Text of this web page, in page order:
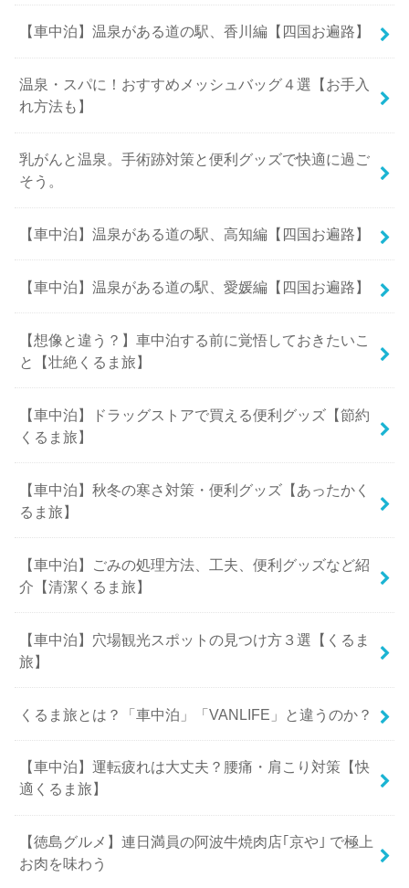
【車中泊】温泉がある道の駅、香川編【四国お遍路】
温泉・スパに！おすすめメッシュバッグ４選【お手入
れ方法も】
乳がんと温泉。手術跡対策と便利グッズで快適に過ご
そう。
【車中泊】温泉がある道の駅、高知編【四国お遍路】
【車中泊】温泉がある道の駅、愛媛編【四国お遍路】
【想像と違う？】車中泊する前に覚悟しておきたいこ
と【壮絶くるま旅】
【車中泊】ドラッグストアで買える便利グッズ【節約
くるま旅】
【車中泊】秋冬の寒さ対策・便利グッズ【あったかく
るま旅】
【車中泊】ごみの処理方法、工夫、便利グッズなど紹
介【清潔くるま旅】
【車中泊】穴場観光スポットの見つけ方３選【くるま
旅】
くるま旅とは？「車中泊」「VANLIFE」と違うのか？
【車中泊】運転疲れは大丈夫？腰痛・肩こり対策【快
適くるま旅】
【徳島グルメ】連日満員の阿波牛焼肉店｢京や｣ で極上
お肉を味わう